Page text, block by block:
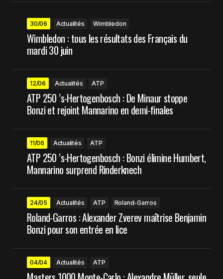
30/06 Actualités Wimbledon
Wimbledon : tous les résultats des Français du
mardi 30 juin
12/06 Actualités ATP
ATP 250 ’s-Hertogenbosch : De Minaur stoppe
Bonzi et rejoint Mannarino en demi-finales
11/06 Actualités ATP
ATP 250 ’s-Hertogenbosch : Bonzi élimine Humbert,
Mannarino surprend Rinderknech
24/05 Actualités ATP Roland-Garros
Roland-Garros : Alexander Zverev maîtrise Benjamin
Bonzi pour son entrée en lice
04/04 Actualités ATP